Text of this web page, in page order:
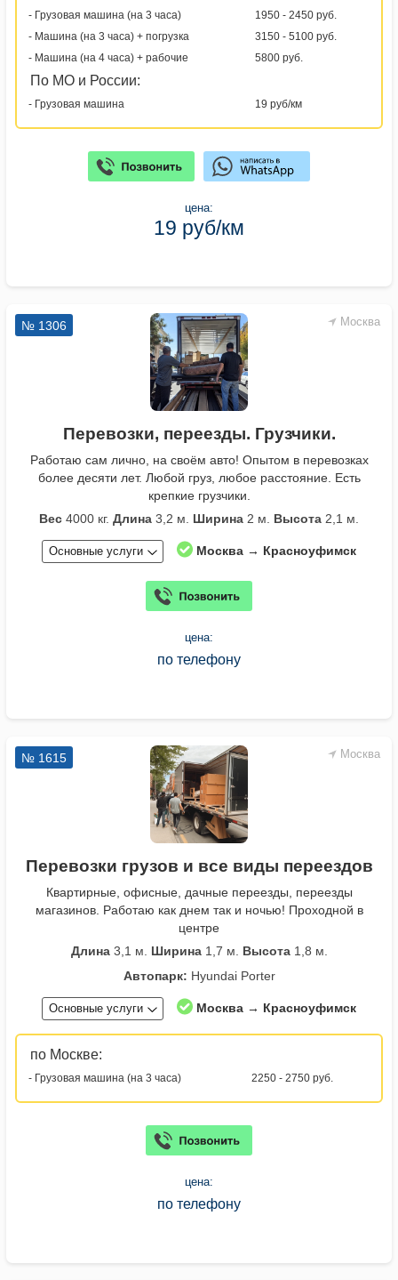
- Грузовая машина (на 3 часа)
1950 - 2450 руб.
- Машина (на 3 часа) + погрузка
3150 - 5100 руб.
- Машина (на 4 часа) + рабочие
5800 руб.
По МО и России:
- Грузовая машина 19 руб/км
цена:
19 руб/км
Москва
№ 1306
Перевозки, переезды. Грузчики.
Работаю сам лично, на своём авто! Опытом в перевозках
более десяти лет. Любой груз, любое расстояние. Есть
крепкие грузчики.
Вес 4000 кг. Длина 3,2 м. Ширина 2 м. Высота 2,1 м.
Основные услуги Москва → Красноуфимск
цена:
по телефону
Москва
№ 1615
Перевозки грузов и все виды переездов
Квартирные, офисные, дачные переезды, переезды
магазинов. Работаю как днем так и ночью! Проходной в
центре
Длина3,1 м. Ширина1,7 м. Высота1,8 м.
Автопарк: Hyundai Porter
Основные услуги Москва → Красноуфимск
по Москве:
- Грузовая машина (на 3 часа) 2250 - 2750 руб.
цена:
по телефону